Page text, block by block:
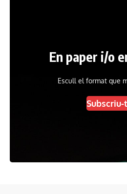
En paper i/o
Escull el format que
Subscriu-